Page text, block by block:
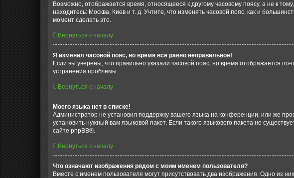
Возможно, отображается время, относящееся к другому часовому поясу, а не к
находитесь: Москва, Киев и т. д. Учтите, что изменять часовой пояс, как и
момент сделать это.
Вернуться к началу
Я изменил часовой пояс, но время всё равно неправильное!
Если вы уверены, что правильно указали часовой пояс, но время отображается
устранения проблемы.
Вернуться к началу
Моего языка нет в списке!
Администратор не установил поддержку вашего языка на конференции, или же
установить нужный вам языковой пакет. Если такого языкового пакета не
сайте phpBB®.
Вернуться к началу
Что означают изображения рядом с моим именем пользователя?
Вместе с именем пользователя могут присутствовать два изображения. Одно из